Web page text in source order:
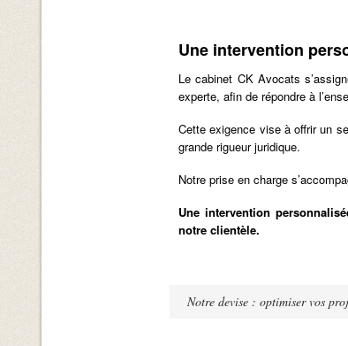
Une intervention
Le cabinet CK Avocats
experte, afin de répondre à
Cette exigence vise à offrir un
grande rigueur juridique.
Notre prise en charge
Une intervention
notre clientèle.
Notre devise : optimiser vos